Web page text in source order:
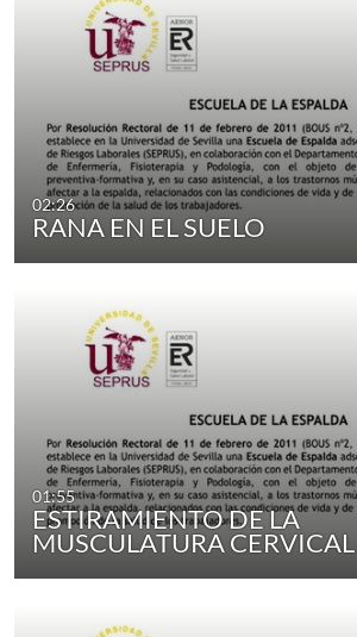
02:26
RANA EN EL SUELO
01:55
ESTIRAMIENTO DE LA
MUSCULATURA CERVICAL